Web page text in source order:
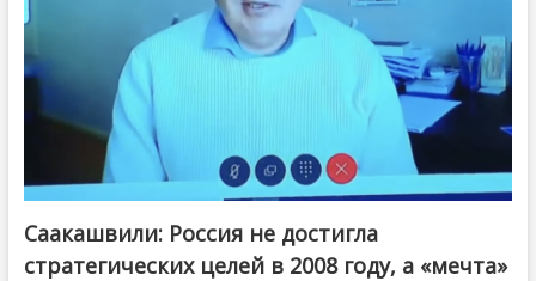
Саакашвили: Россия не достигла
стратегических целей в 2008 году, а «мечта»